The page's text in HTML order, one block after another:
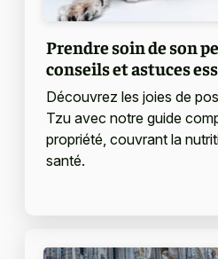
Prendre soin de son
conseils et astuces
Découvrez les joies de
Tzu avec notre guide
propriété, couvrant la
santé.